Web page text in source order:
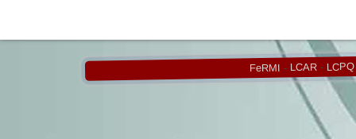
FeRMI - LCAR- LCPQ